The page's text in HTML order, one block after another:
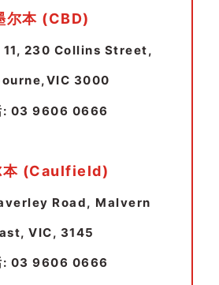
尔本 (CBD)
11, 230 Collins Street,
3000
: 03 9606 0666
本 (Caulfield)
Road, Malvern
VIC, 3145
: 03 9606 0666